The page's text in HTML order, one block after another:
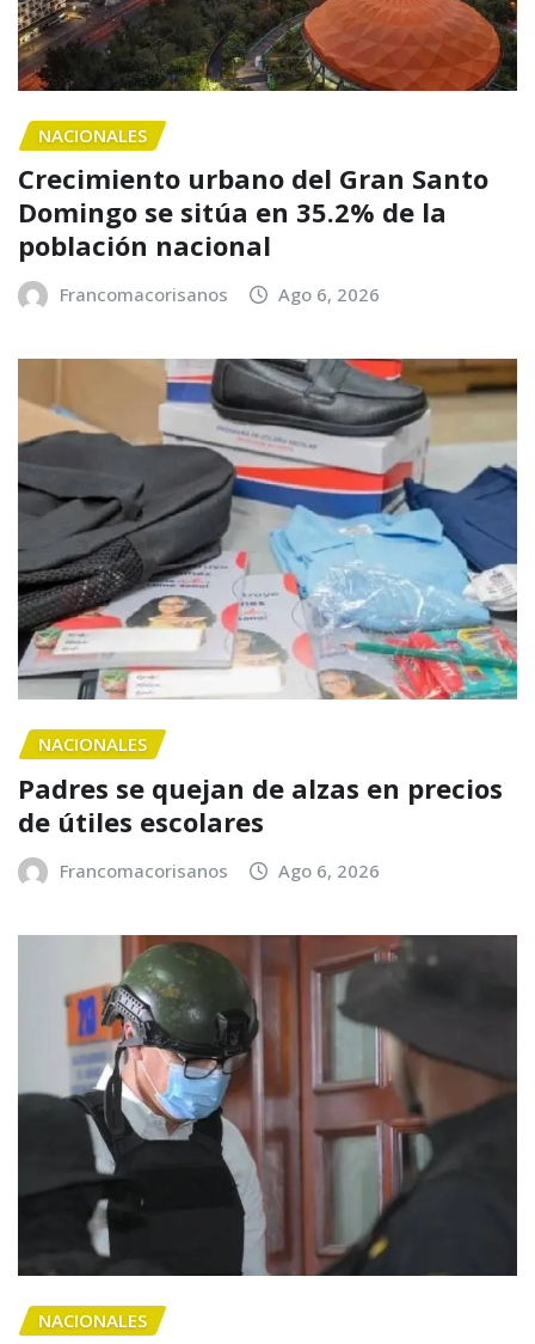
NACIONALES
Crecimiento urbano del Gran Santo
Domingo se sitúa en 35.2% de la
población nacional
Francomacorisanos Ago 6, 2026
NACIONALES
Padres se quejan de alzas en precios
de útiles escolares
Francomacorisanos Ago 6, 2026
NACIONALES